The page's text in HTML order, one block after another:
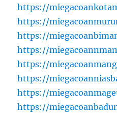
https://
https://
https://
https://
https://
https://
https://
https://